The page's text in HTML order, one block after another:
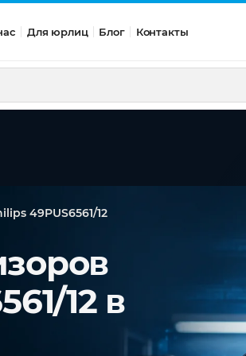
Для юрлиц Блог Контакты
49PUS6561/12
12 в